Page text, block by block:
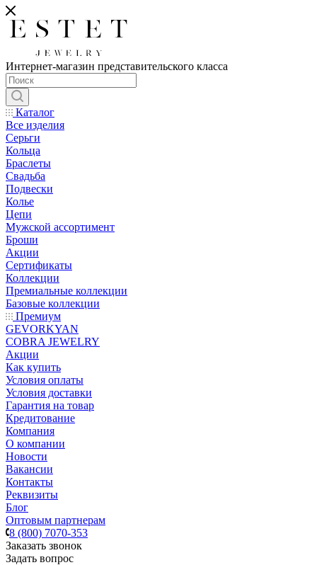
Интернет-магазин представительского класса
Каталог
Все изделия
Серьги
Кольца
Браслеты
Свадьба
Подвески
Колье
Цепи
Мужской ассортимент
Броши
Акции
Сертификаты
Коллекции
Премиальные коллекции
Базовые коллекции
Премиум
GEVORKYAN
COBRA JEWELRY
Акции
Как купить
Условия оплаты
Условия доставки
Гарантия на товар
Кредитование
Компания
О компании
Новости
Вакансии
Контакты
Реквизиты
Блог
Оптовым партнерам
8 (800) 7070-353
Заказать звонок
Задать вопрос